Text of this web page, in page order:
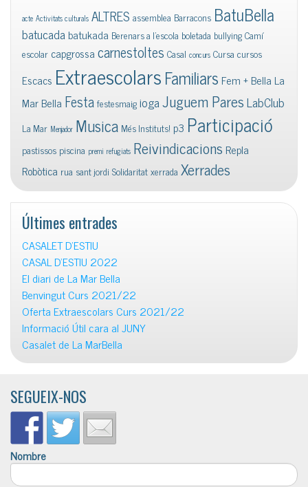
acte Activitats culturals ALTRES assemblea Barracons BatuBella
batucadabatukada Berenars a l'escola boletada bullyingCamí
escolar capgrossacarnestoltes Casal concurs Cursa cursos
Escacs ExtraescolarsFamiliars Fem + Bella La
Mar Bella FestafestesmaigiogaJuguem ParesLabClub
La Mar Menjador Musica Més Instituts! p3 Participació
pastissos piscina premi refugiats Reivindicacions Repla
Robòtica rua sant jordi Solidaritatxerrada Xerrades
Últimes entrades
CASALET D’ESTIU
CASAL D’ESTIU 2022
El diari de La Mar Bella
Benvingut Curs 2021/22
Oferta Extraescolars Curs 2021/22
Informació Útil cara al JUNY
Casalet de La MarBella
SEGUEIX-NOS
Nombre